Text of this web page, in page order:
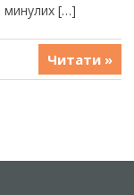
минулих […]
Читати »